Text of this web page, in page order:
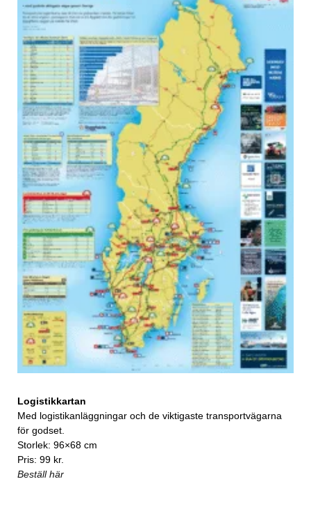
Logistikkartan
Med logistikanläggningar och de viktigaste transportvägarna
för godset.
Storlek: 96×68 cm
Pris: 99 kr.
Beställ här